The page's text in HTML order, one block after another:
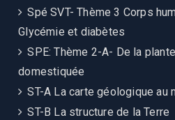
Spé SVT- Thème 3 Corps
Glycémie et diabètes
SPE: Thème 2-A- De la
domestiquée
ST-A La carte géologique au
ST-B La structure de la Terre